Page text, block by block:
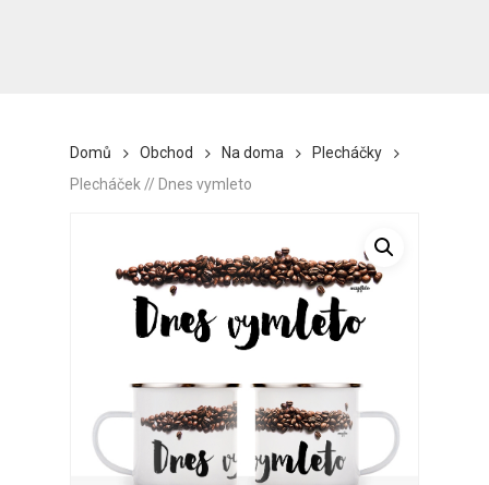
Domů Obchod Na doma
Plecháčky
Plecháček // Dnes vymleto